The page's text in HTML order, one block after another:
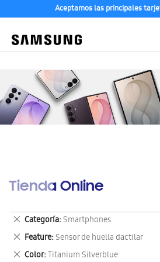
Aceptamos las principales
Tienda Online
Categoría Smartphones
Eliminar
este
artículo
Feature Sensor de huella dactilar
Eliminar
este
Color Titanium Silverblue
Eliminar